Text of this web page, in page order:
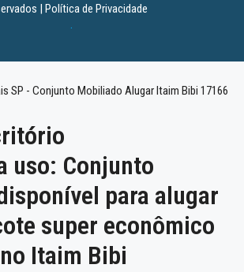
| Política de Privacidade
uso: Conjunto
para alugar
super econômico
Itaim Bibi